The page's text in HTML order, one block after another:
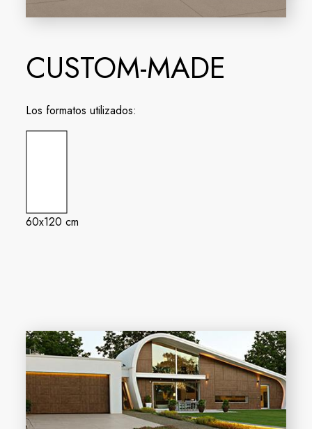
CUSTOM-MADE
Los formatos utilizados:
60x120 cm